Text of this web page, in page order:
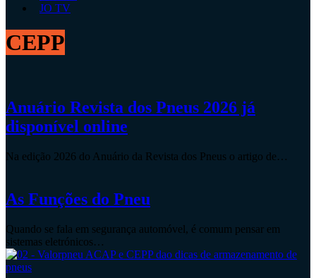
JO TV
CEPP
Anuário Revista dos Pneus 2026 já
disponível online
Na edição 2026 do Anuário da Revista dos Pneus o artigo de…
As Funções do Pneu
Quando se fala em segurança automóvel, é comum pensar em
sistemas eletrónicos…